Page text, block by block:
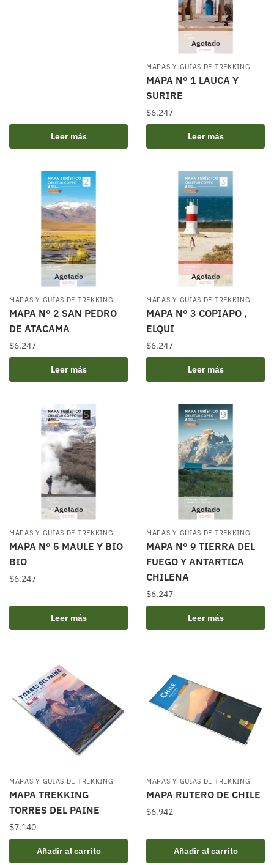
Leer más
Agotado
MAPAS Y GUÍAS DE TREKKING
MAPA N° 1 LAUCA Y
SURIRE
$6.247
Leer más
Agotado
MAPAS Y GUÍAS DE TREKKING
MAPA N° 2 SAN PEDRO
DE ATACAMA
$6.247
Leer más
Agotado
MAPAS Y GUÍAS DE TREKKING
MAPA N° 3 COPIAPO ,
ELQUI
$6.247
Leer más
Agotado
MAPAS Y GUÍAS DE TREKKING
MAPA N° 5 MAULE Y BIO
BIO
$6.247
Leer más
Agotado
MAPAS Y GUÍAS DE TREKKING
MAPA N° 9 TIERRA DEL
FUEGO Y ANTARTICA
CHILENA
$6.247
Leer más
MAPAS Y GUÍAS DE TREKKING
MAPA TREKKING
TORRES DEL PAINE
$7.140
Añadir al carrito
MAPAS Y GUÍAS DE TREKKING
MAPA RUTERO DE CHILE
$6.942
Añadir al carrito